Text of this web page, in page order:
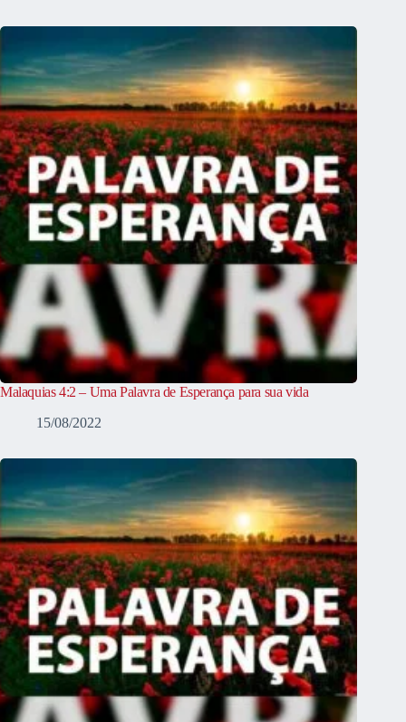
Malaquias 4:2 – Uma Palavra de Esperança para sua vida
15/08/2022